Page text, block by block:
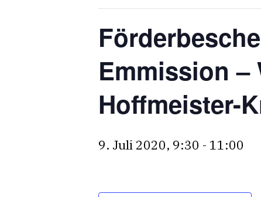
Emmission
Hoffmeister-
9. Juli 2020, 9:30 - 11:00